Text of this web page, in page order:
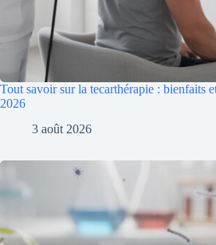
Tout savoir sur la tecarthérapie : bienfaits
2026
3 août 2026